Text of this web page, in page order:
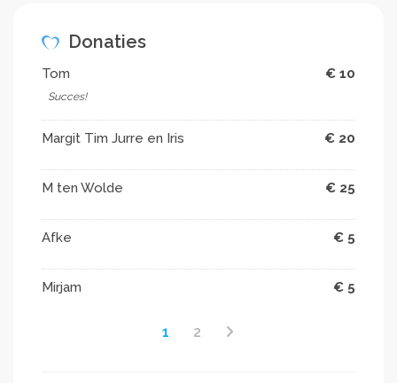
Donaties
Tom € 10
Succes!
Margit Tim Jurre en Iris € 20
M ten Wolde € 25
Afke € 5
Mirjam € 5
1 2